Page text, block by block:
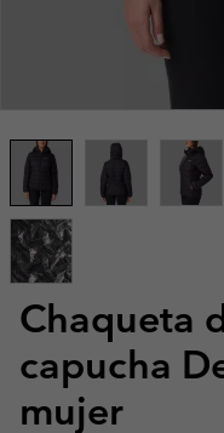
Chaqueta
capucha
mujer